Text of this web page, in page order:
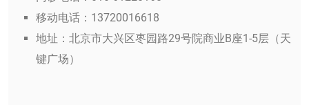
移动电话：13720016618
地址：北京市大兴区枣园路29号院商业B座1-5层（天
键广场）